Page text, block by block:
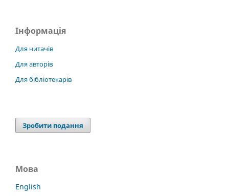
Інформація
Для читачів
Для авторів
Для бібліотекарів
Зробити подання
Мова
English